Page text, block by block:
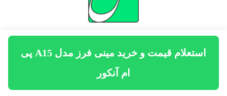
استعلام قیمت و خرید مینی فرز مدل A15 پی
ام آنکور
مهندس صادقی